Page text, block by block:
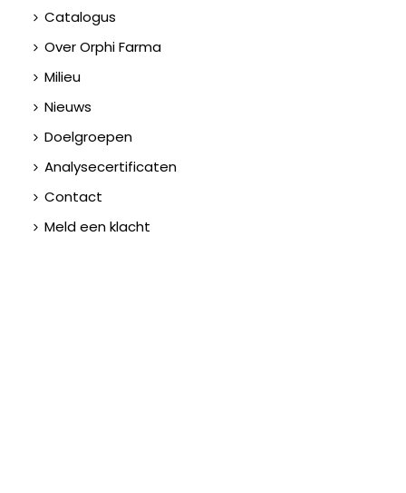
Catalogus
Over Orphi Farma
Milieu
Nieuws
Doelgroepen
Analysecertificaten
Contact
Meld een klacht